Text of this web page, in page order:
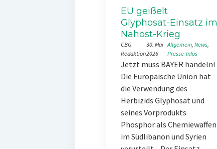
EU geißelt
Glyphosat-Einsatz im
Nahost-Krieg
CBG
Redaktion
30. Mai
2026
Allgemein, News
Presse-Infos
Jetzt muss BAYER handeln!
Die Europäische Union hat
die Verwendung des
Herbizids Glyphosat und
seines Vorprodukts
Phosphor als Chemiewaffen
im Südlibanon und Syrien